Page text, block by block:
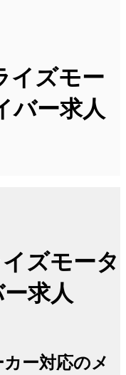
イズモー
バー求人
ズモータ
求人
ー対応のメ